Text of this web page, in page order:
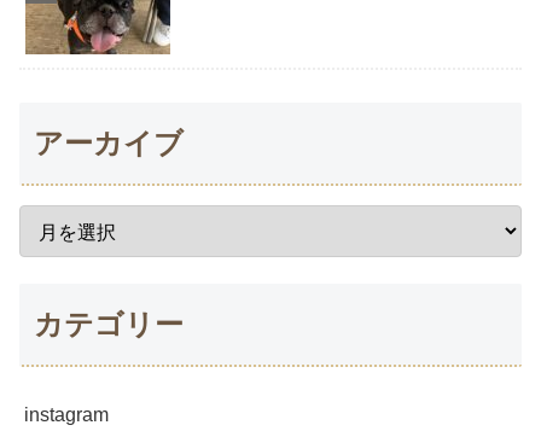
アーカイブ
カテゴリー
instagram